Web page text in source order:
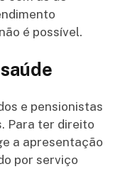
é possível.
e pensionistas
Para ter direito
a apresentação
por serviço